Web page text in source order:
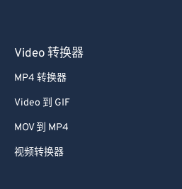
Video 转换器
MP4 转换器
Video 到 GIF
MOV 到 MP4
视频转换器